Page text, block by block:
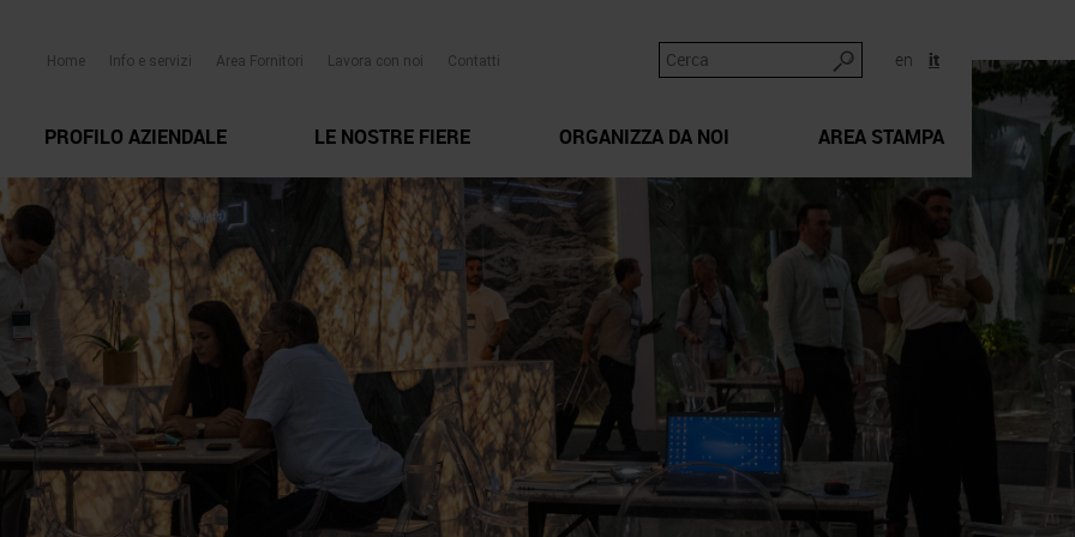
en it
Home Info e servizi Area Fornitori Lavora con noi Contatti
PROFILO AZIENDALE LE NOSTRE FIERE ORGANIZZA DA NOI AREA STAMPA